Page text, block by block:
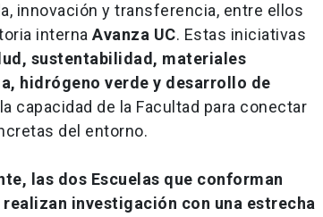
innovación y transferencia, entre ellos
internaAvanza UC. Estas iniciativas
sustentabilidad, materiales
hidrógeno verde y desarrollo de
capacidad de la Facultad para conectar
del entorno.
las dos Escuelas que conforman
investigación con una estrecha